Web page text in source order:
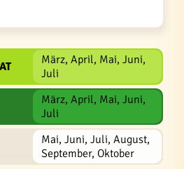
März, April, Mai, Juni,
Juli
März, April, Mai, Juni,
Juli
Mai, Juni, Juli, August,
September, Oktober